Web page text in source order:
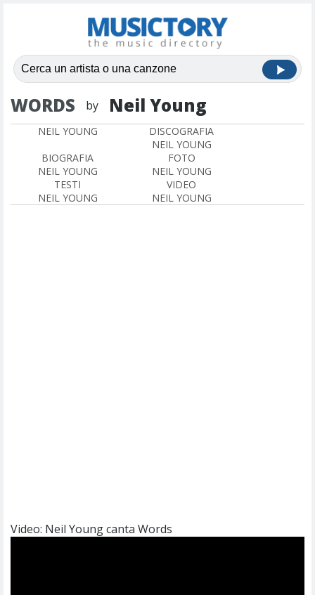
WORDS by Neil Young
NEIL YOUNG
DISCOGRAFIA
NEIL YOUNG
BIOGRAFIA
NEIL YOUNG
FOTO
NEIL YOUNG
TESTI
NEIL YOUNG
VIDEO
NEIL YOUNG
Video: Neil Young canta Words